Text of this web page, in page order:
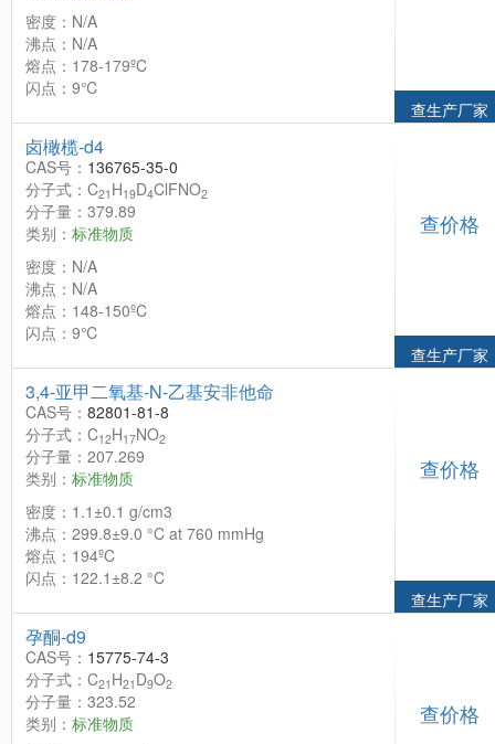
密度：N/A
沸点：N/A
熔点：178-179ºC
闪点：9℃
查生产厂家
卤橄榄-d4
CAS号： 136765-35-0
分子式：C21 H19D4ClFNO2
分子量：379.89
类别： 标准物质
密度：N/A
沸点：N/A
熔点：148-150ºC
闪点：9℃
查价格
查生产厂家
3,4-亚甲二氧基-N-乙基安非他命
CAS号： 82801-81-8
分子式：C12H17NO2
分子量：207.269
类别： 标准物质
密度：1.1±0.1 g/cm3
沸点：299.8±9.0 °C at 760 mmHg
熔点：194ºC
闪点：122.1±8.2 °C
查价格
查生产厂家
孕酮-d9
CAS号： 15775-74-3
分子式：C21 H21 D9O2
分子量：323.52
类别： 标准物质
查价格